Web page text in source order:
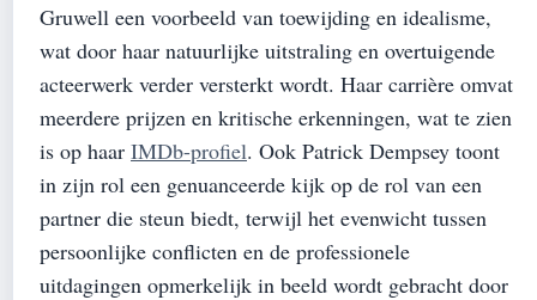
Gruwell een voorbeeld van toewijding en idealisme,
wat door haar natuurlijke uitstraling en overtuigende
acteerwerk verder versterkt wordt. Haar carrière omvat
meerdere prijzen en kritische erkenningen, wat te zien
is op haar IMDb-profiel. Ook Patrick Dempsey toont
in zijn rol een genuanceerde kijk op de rol van een
partner die steun biedt, terwijl het evenwicht tussen
persoonlijke conflicten en de professionele
uitdagingen opmerkelijk in beeld wordt gebracht door